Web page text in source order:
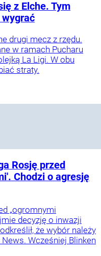
z Elche. Tym
wygrać
drugi mecz z rzędu.
w ramach Pucharu
La Ligi. W obu
straty.
Rosję przed
Chodzi o agresję
„ogromnymi
decyzję o inwazji
że wybór należy
Wcześniej Blinken